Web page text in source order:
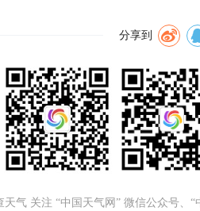
分享到
天气 关注 “中国天气网” 微信公众号、